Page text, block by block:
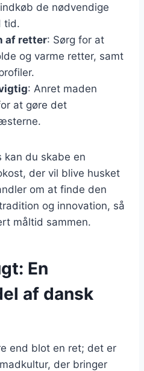
de nødvendige
tid.
af retter: Sørg for at
og varme retter, samt
: Anret maden
at gøre det
kan du skabe en
der vil blive husket
om at finde den
og innovation, så
måltid sammen.
En
af dansk
end blot en ret; det er
der bringer